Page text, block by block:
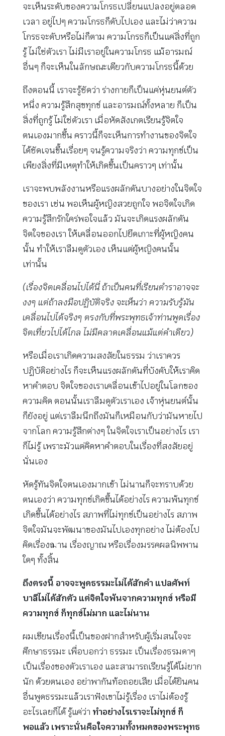
จะเห็นระดับของความโกรธเปลี่ยนแปลงอยู่ตลอด
เวลา อยู่ไปๆ ความโกรธก็ดับไปเอง และไม่ว่าความ
โกรธจะดับหรือไม่ก็ตาม ความโกรธก็เป็นแค่สิ่งที่ถูก
รู้ ไม่ใช่ตัวเรา ไม่มีเราอยู่ในความโกรธ แม้อารมณ์
อื่นๆ ก็จะเห็นในลักษณะเดียวกับความโกรธนี้ด้วย
ถึงตอนนี้ เราจะรู้ชัดว่า ร่างกายก็เป็นแค่หุ่นยนต์ตัว
หนึ่ง ความรู้สึกสุขทุกข์ และอารมณ์ทั้งหลาย ก็เป็น
สิ่งที่ถูกรู้ ไม่ใช่ตัวเรา เมื่อหัดสังเกตเรียนรู้จิตใจ
ตนเองมากขึ้น คราวนี้ก็จะเห็นการทำงานของจิตใจ
ได้ชัดเจนขึ้นเรื่อยๆ จนรู้ความจริงว่า ความทุกข์เป็น
เพียงสิ่งที่มีเหตุทำให้เกิดขึ้นเป็นคราวๆ เท่านั้น
เราจะพบพลังงานหรือแรงผลักดันบางอย่างในจิตใจ
ของเรา เช่น พอเห็นผู้หญิงสวยถูกใจ พอจิตใจเกิด
ความรู้สึกรักใคร่พอใจแล้ว มันจะเกิดแรงผลักดัน
จิตใจของเรา ให้เคลื่อนออกไปยึดเกาะที่ผู้หญิงคน
นั้น ทำให้เราลืมดูตัวเอง เห็นแต่ผู้หญิงคนนั้น
เท่านั้น
(เรื่องจิตเคลื่อนไปได้นี่ ถ้าเป็นคนที่เรียนตำราอาจจะ
งงๆ แต่ถ้าลงมือปฏิบัติจริง จะเห็นว่า ความรับรู้มัน
เคลื่อนไปได้จริงๆ ตรงกับที่พระพุทธเจ้าท่านพูดเรื่อง
จิตเที่ยวไปได้ไกล ไม่มีคลาดเคลื่อนแม้แต่คำเดียว)
หรือเมื่อเราเกิดความสงสัยในธรรม ว่าเราควร
ปฏิบัติอย่างไร ก็จะเห็นแรงผลักดันที่บังคับให้เราคิด
หาคำตอบ จิตใจของเราเคลื่อนเข้าไปอยู่ในโลกของ
ความคิด ตอนนั้นเราลืมดูตัวเราเอง เจ้าหุ่นยนต์นั้น
ก็ยังอยู่ แต่เราลืมนึกถึงมันก็เหมือนกับว่ามันหายไป
จากโลก ความรู้สึกต่างๆ ในจิตใจเราเป็นอย่างไร เรา
ก็ไม่รู้ เพราะมัวแต่คิดหาคำตอบในเรื่องที่สงสัยอยู่
นั่นเอง
หัดรู้ทันจิตใจตนเองมากเข้า ไม่นานก็จะทราบด้วย
ตนเองว่า ความทุกข์เกิดขึ้นได้อย่างไร ความพ้นทุกข์
เกิดขึ้นได้อย่างไร สภาพที่ไม่ทุกข์เป็นอย่างไร สภาพ
จิตใจมันจะพัฒนาของมันไปเองทุกอย่าง ไม่ต้องไป
คิดเรื่องฌาน เรื่องญาณ หรือเรื่องมรรคผลนิพพาน
ใดๆ ทั้งสิ้น
ถึงตรงนี้ อาจจะพูดธรรมะไม่ได้สักคำ แปลศัพท์
บาลีไม่ได้สักตัว แต่จิตใจพ้นจากความทุกข์ หรือมี
ความทุกข์ ก็ทุกข์ไม่มาก และไม่นาน
ผมเขียนเรื่องนี้เป็นของฝากสำหรับผู้เริ่มสนใจจะ
ศึกษาธรรมะ เพื่อบอกว่า ธรรมะ เป็นเรื่องธรมดาๆ
เป็นเรื่องของตัวเราเอง และสามารถเรียนรู้ได้ไม่ยาก
นัก ด้วยตนเอง อย่าพากันท้อถอยเสีย เมื่อได้ยินคน
อื่นพูดธรรมะแล้วเราฟังเขาไม่รู้เรื่อง เราไม่ต้องรู้
อะไรเลยก็ได้ รู้แค่ว่า ทำอย่างไรเราจะไม่ทุกข์ ก็
พอแล้ว เพราะนั่นคือใจความทั้งหมดของพระพุทธ